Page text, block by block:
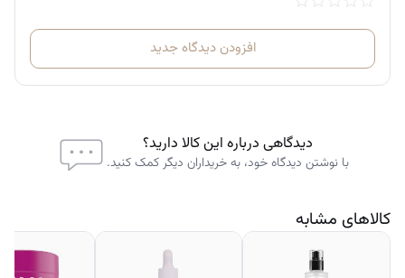
مقداری از محصول را روی لب‌ها بزنید.هرچندبار که نیاز دارید
استفاده کنید. همچنین می‌توانید آن را برای پوست خشک اطراف ناخن‌ها یا
آرنج نیز استفاده نمایید.
افزودن دیدگاه جدید
دیدگاهی درباره این کالا دارید؟
با نوشتن دیدگاه خود، به خریداران دیگر کمک کنید.
کالاهای مشابه